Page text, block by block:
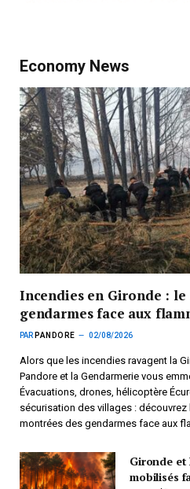
Economy News
Incendies en Gironde : le
gendarmes face aux
PAR PANDORE 02/08/2026
Alors que les incendies ravagent la
Pandore et la Gendarmerie vous
Évacuations, drones, hélicoptère
sécurisation des villages :
montrées des gendarmes face aux
Gironde et
mobilisés